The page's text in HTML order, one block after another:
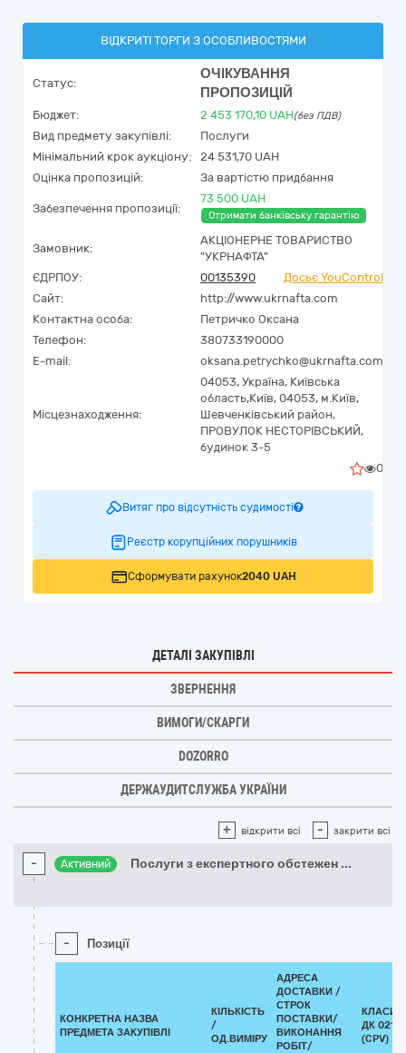
ВІДКРИТІ ТОРГИ З ОСОБЛИВОСТЯМИ
Статус:
ОЧІКУВАННЯ
ПРОПОЗИЦІЙ
Бюджет: 2 453 170,10 UAH(без ПДВ)
Вид предмету закупівлі:
Послуги
Мінімальний крок аукціону:
24 531,70 UAH
Оцінка пропозицій:
За вартістю придбання
Забезпечення пропозиції:
73 500 UAH
Отримати банківську гарантію
Замовник:
АКЦІОНЕРНЕ ТОВАРИСТВО
"УКPНAФТА"
ЄДРПОУ:
00135390
Досьє YouControl
Сайт:
http://www.ukrnafta.com
Контактна особа:
Петричко Оксана
Телефон:
380733190000
E-mail:
oksana.petrychko@ukrnafta.com
Місцезнаходження:
04053, Україна, Київська
область,Київ, 04053, м.Київ,
Шевченківський район,
ПРОВУЛОК НЕСТОРІВСЬКИЙ,
будинок 3-5
0
Витяг про відсутність судимості
Реєстр корупційних порушників
Сформувати рахунок2040 UAH
ДЕТАЛІ ЗАКУПІВЛІ
ЗВЕРНЕННЯ
ВИМОГИ/СКАРГИ
DOZORRO
ДЕРЖАУДИТСЛУЖБА УКРАЇНИ
+ відкрити всі - закрити всі
- Активний Послуги з експертного обстежен ...
- Позиції
КОНКРЕТНА НАЗВА
ПРЕДМЕТА ЗАКУПІВЛІ
КІЛЬКІСТЬ
/
ОД.ВИМІРУ
АДРЕСА
ДОСТАВКИ /
СТРОК
ПОСТАВКИ/
ВИКОНАННЯ
РОБІТ/
ДК
(CPV)